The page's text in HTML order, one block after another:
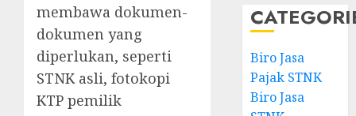
membawa dokumen-
dokumen yang
diperlukan, seperti
STNK asli, fotokopi
KTP pemilik
Biro Jasa
Pajak STNK
Biro Jasa